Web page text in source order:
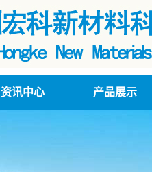
资讯中心 产品展示